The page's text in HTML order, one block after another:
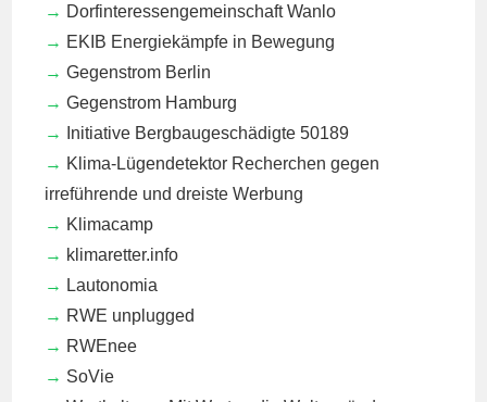
Dorfinteressengemeinschaft Wanlo
EKIB Energiekämpfe in Bewegung
Gegenstrom Berlin
Gegenstrom Hamburg
Initiative Bergbaugeschädigte 50189
Klima-Lügendetektor Recherchen gegen
irreführende und dreiste Werbung
Klimacamp
klimaretter.info
Lautonomia
RWE unplugged
RWEnee
SoVie